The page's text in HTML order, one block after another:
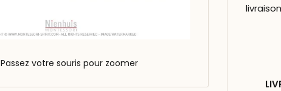
Passez votre souris pour zoomer